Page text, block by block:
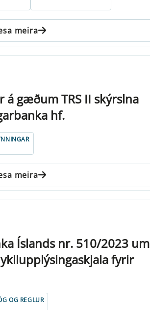
meira
gæðum TRS II skýrslna
hf.
meira
Íslands nr. 510/2023 um
fyrir
OG REGLUR